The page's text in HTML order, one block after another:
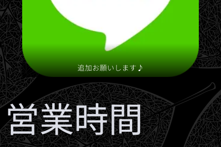
追加お願いします♪
営業時間